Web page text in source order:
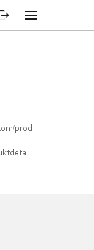
CH1570532841